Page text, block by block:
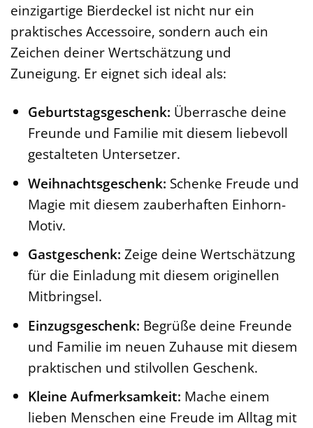
einzigartige Bierdeckel ist nicht nur ein
praktisches Accessoire, sondern auch ein
Zeichen deiner Wertschätzung und
Zuneigung. Er eignet sich ideal als:
Geburtstagsgeschenk: Überrasche deine
Freunde und Familie mit diesem liebevoll
gestalteten Untersetzer.
Weihnachtsgeschenk: Schenke Freude und
Magie mit diesem zauberhaften Einhorn-
Motiv.
Gastgeschenk: Zeige deine Wertschätzung
für die Einladung mit diesem originellen
Mitbringsel.
Einzugsgeschenk: Begrüße deine Freunde
und Familie im neuen Zuhause mit diesem
praktischen und stilvollen Geschenk.
Kleine Aufmerksamkeit: Mache einem
lieben Menschen eine Freude im Alltag mit